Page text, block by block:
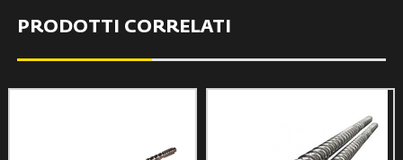
PRODOTTI CORRELATI